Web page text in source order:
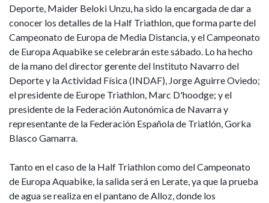
Deporte, Maider Beloki Unzu, ha sido la encargada de dar a
conocer los detalles de la Half Triathlon, que forma parte del
Campeonato de Europa de Media Distancia, y el Campeonato
de Europa Aquabike se celebrarán este sábado. Lo ha hecho
de la mano del director gerente del Instituto Navarro del
Deporte y la Actividad Física (INDAF), Jorge Aguirre Oviedo;
el presidente de Europe Triathlon, Marc D'hoodge; y el
presidente de la Federación Autonómica de Navarra y
representante de la Federación Española de Triatlón, Gorka
Blasco Gamarra.
Tanto en el caso de la Half Triathlon como del Campeonato
de Europa Aquabike, la salida será en Lerate, ya que la prueba
de agua se realiza en el pantano de Alloz, donde los